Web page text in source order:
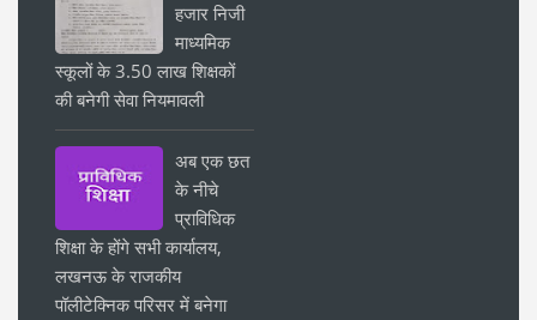
हजार निजी
माध्यमिक
स्कूलों के 3.50 लाख शिक्षकों
की बनेगी सेवा नियमावली
अब एक छत
के नीचे
प्राविधिक
शिक्षा के होंगे सभी कार्यालय,
लखनऊ के राजकीय
पॉलीटेक्निक परिसर में बनेगा